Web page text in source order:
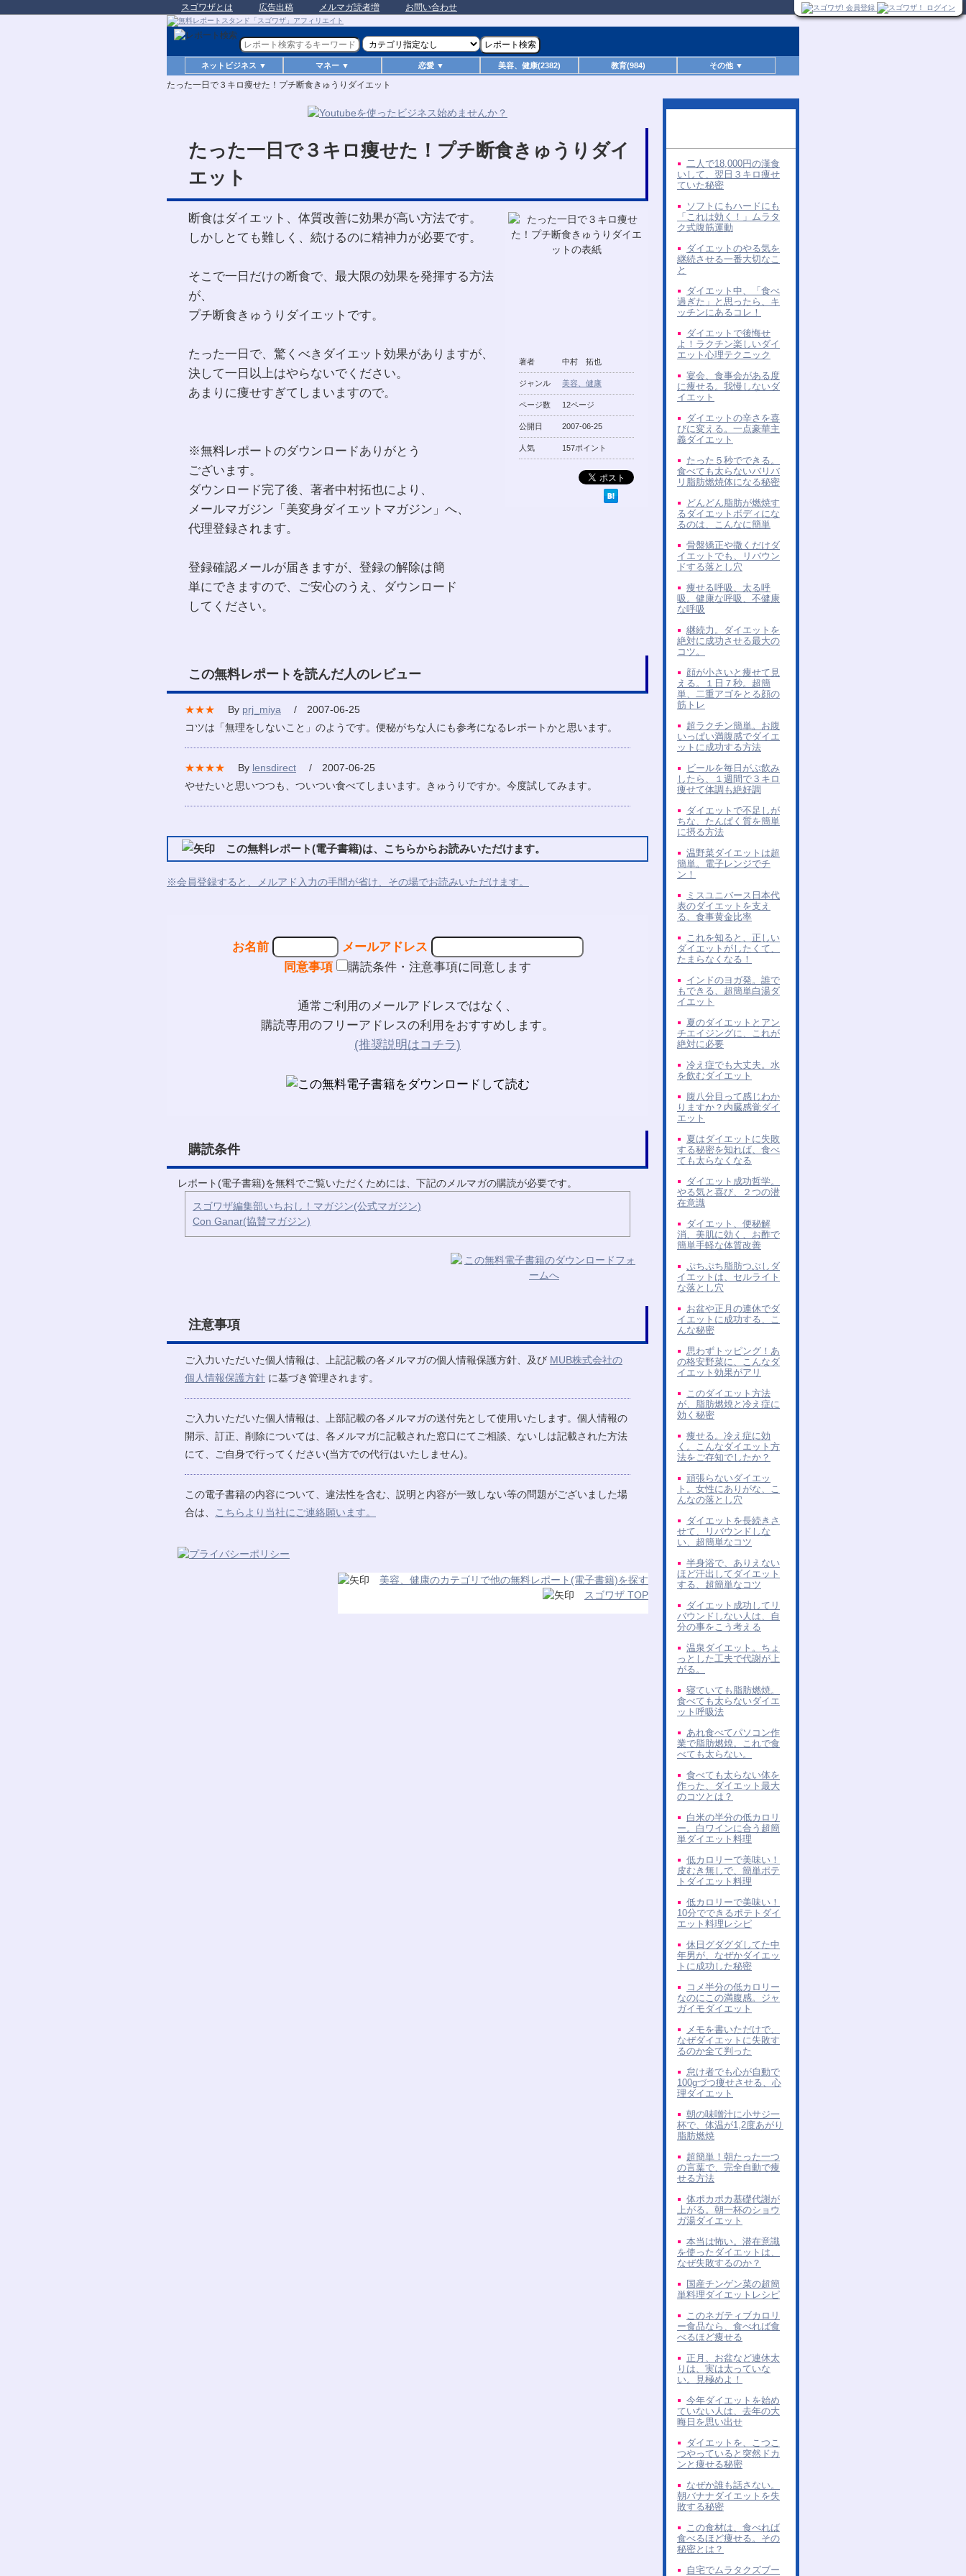
スゴワザとは 広告出稿 メルマガ読者増 お問い合わせ
ネットビジネス ▼ マネー ▼ 恋愛 ▼ 美容、健康(2382) 教育(984) その他 ▼
たった一日で３キロ痩せた！プチ断食きゅうりダイエット
たった一日で３キロ痩せた！プチ断食きゅうりダイ
エット
著者 中村 拓也
ジャンル 美容、健康
ページ数 12ページ
公開日 2007-06-25
人気 157ポイント
断食はダイエット、体質改善に効果が高い方法です。
しかしとても難しく、続けるのに精神力が必要です。
そこで一日だけの断食で、最大限の効果を発揮する方法
が、
プチ断食きゅうりダイエットです。
たった一日で、驚くべきダイエット効果がありますが、
決して一日以上はやらないでください。
あまりに痩せすぎてしまいますので。
※無料レポートのダウンロードありがとう
ございます。
ダウンロード完了後、著者中村拓也により、
メールマガジン「美変身ダイエットマガジン」へ、
代理登録されます。
登録確認メールが届きますが、登録の解除は簡
単にできますので、ご安心のうえ、ダウンロード
してください。
この無料レポートを読んだ人のレビュー
★★★ By prj_miya / 2007-06-25
コツは「無理をしないこと」のようです。便秘がちな人にも参考になるレポートかと思います。
★★★★ By lensdirect / 2007-06-25
やせたいと思いつつも、ついつい食べてしまいます。きゅうりですか。今度試してみます。
この無料レポート(電子書籍)は、こちらからお読みいただけます。
※会員登録すると、メルアド入力の手間が省け、その場でお読みいただけます。
お名前
メールアドレス
同意事項
購読条件・注意事項に同意します
通常ご利用のメールアドレスではなく、
購読専用のフリーアドレスの利用をおすすめします。
(推奨説明はコチラ)
購読条件
レポート(電子書籍)を無料でご覧いただくためには、下記のメルマガの購読が必要です。
スゴワザ編集部いちおし！マガジン(公式マガジン)
Con Ganar(協賛マガジン)
注意事項
ご入力いただいた個人情報は、上記記載の各メルマガの個人情報保護方針、及び MUB株式会社の
個人情報保護方針 に基づき管理されます。
ご入力いただいた個人情報は、上部記載の各メルマガの送付先として使用いたします。個人情報の
開示、訂正、削除については、各メルマガに記載された窓口にてご相談、ないしは記載された方法
にて、ご自身で行ってください(当方での代行はいたしません)。
この電子書籍の内容について、違法性を含む、説明と内容が一致しない等の問題がございました場
合は、
こちらより当社にご連絡願います。
美容、健康のカテゴリで他の無料レポート(電子書籍)を探す
スゴワザ TOP
二人で18,000円の漢食
いして、翌日３キロ痩せ
ていた秘密
ソフトにもハードにも
「これは効く！」ムラタ
ク式腹筋運動
ダイエットのやる気を
継続させる一番大切なこ
と
ダイエット中、「食べ
過ぎた」と思ったら、キ
ッチンにあるコレ！
ダイエットで後悔せ
よ！ラクチン楽しいダイ
エット心理テクニック
宴会、食事会がある度
に痩せる。我慢しないダ
イエット
ダイエットの辛さを喜
びに変える。一点豪華主
義ダイエット
たった５秒でできる。
食べても太らないバリバ
リ脂肪燃焼体になる秘密
どんどん脂肪が燃焼す
るダイエットボディにな
るのは、こんなに簡単
骨盤矯正や撒くだけダ
イエットでも、リバウン
ドする落とし穴
痩せる呼吸、太る呼
吸。健康な呼吸、不健康
な呼吸
継続力。ダイエットを
絶対に成功させる最大の
コツ。
顔が小さいと痩せて見
える。１日７秒。超簡
単、二重アゴをとる顔の
筋トレ
超ラクチン簡単。お腹
いっぱい満腹感でダイエ
ットに成功する方法
ビールを毎日がぶ飲み
したら、１週間で３キロ
痩せて体調も絶好調
ダイエットで不足しが
ちな、たんぱく質を簡単
に摂る方法
温野菜ダイエットは超
簡単。電子レンジでチ
ン！
ミスユニバース日本代
表のダイエットを支え
る、食事黄金比率
これを知ると、正しい
ダイエットがしたくて、
たまらなくなる！
インドのヨガ発。誰で
もできる、超簡単白湯ダ
イエット
夏のダイエットとアン
チエイジングに、これが
絶対に必要
冷え症でも大丈夫。水
を飲むダイエット
腹八分目って感じわか
りますか？内臓感覚ダイ
エット
夏はダイエットに失敗
する秘密を知れば、食べ
ても太らなくなる
ダイエット成功哲学。
やる気と喜び、２つの潜
在意識
ダイエット、便秘解
消、美肌に効く、お酢で
簡単手軽な体質改善
ぷちぷち脂肪つぶしダ
イエットは、セルライト
な落とし穴
お盆や正月の連休でダ
イエットに成功する、こ
んな秘密
思わずトッピング！あ
の格安野菜に、こんなダ
イエット効果がアリ
このダイエット方法
が、脂肪燃焼と冷え症に
効く秘密
痩せる。冷え症に効
く。こんなダイエット方
法をご存知でしたか？
頑張らないダイエッ
ト。女性にありがな、こ
んなの落とし穴
ダイエットを長続きさ
せて、リバウンドしな
い、超簡単なコツ
半身浴で、ありえない
ほど汗出してダイエット
する、超簡単なコツ
ダイエット成功してリ
バウンドしない人は、自
分の事をこう考える
温泉ダイエット。ちょ
っとした工夫で代謝が上
がる。
寝ていても脂肪燃焼。
食べても太らないダイエ
ット呼吸法
あれ食べてパソコン作
業で脂肪燃焼。これで食
べても太らない。
食べても太らない体を
作った、ダイエット最大
のコツとは？
白米の半分の低カロリ
ー。白ワインに合う超簡
単ダイエット料理
低カロリーで美味い！
皮むき無しで、簡単ポテ
トダイエット料理
低カロリーで美味い！
10分でできるポテトダイ
エット料理レシピ
休日グダグダしてた中
年男が、なぜかダイエッ
トに成功した秘密
コメ半分の低カロリー
なのにこの満腹感。ジャ
ガイモダイエット
メモを書いただけで、
なぜダイエットに失敗す
るのか全て判った
怠け者でも心が自動で
100gづつ痩せさせる、心
理ダイエット
朝の味噌汁に小サジ一
杯で、体温が1,2度あがり
脂肪燃焼
超簡単！朝たった一つ
の言葉で、完全自動で痩
せる方法
体ポカポカ基礎代謝が
上がる。朝一杯のショウ
ガ湯ダイエット
本当は怖い。潜在意識
を使ったダイエットは、
なぜ失敗するのか？
国産チンゲン菜の超簡
単料理ダイエットレシピ
このネガティブカロリ
ー食品なら、食べれば食
べるほど痩せる
正月、お盆など連休太
りは、実は太っていな
い。見極めよ！
今年ダイエットを始め
ていない人は、去年の大
晦日を思い出せ
ダイエットを、こつこ
つやっていると突然ドカ
ンと痩せる秘密
なぜか誰も話さない。
朝バナナダイエットを失
敗する秘密
この食材は、食べれば
食べるほど痩せる。その
秘密とは？
自宅でムラタクズブー